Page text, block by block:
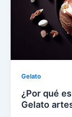
Gelato
¿Por qué
Gelato